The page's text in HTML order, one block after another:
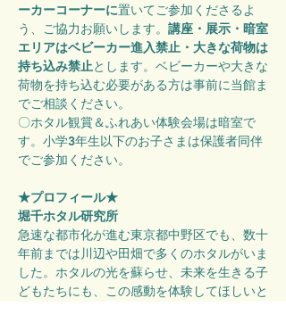
ーカーコーナーに置いてご参加くださるよ
う、ご協力お願いします。 講座・展示・暗室
エリアはベビーカー進入禁止・大きな荷物は
持ち込み禁止とします。ベビーカーや大きな
荷物を持ち込む必要がある方は事前に当館ま
でご相談ください。
〇ホタル観賞＆ふれあい体験会場は暗室で
す。小学3年生以下のお子さまは保護者同伴
でご参加ください。
★プロフィール★
堀千ホタル研究所
急速な都市化が進む東京都中野区でも、数十
年前までは川辺や田畑で多くのホタルがいま
した。ホタルの光を蘇らせ、未来を生きる子
どもたちにも、この感動を体験してほしいと